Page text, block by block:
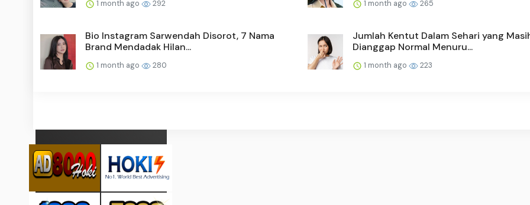
1 month ago 292 1 month ago 265
Bio Instagram Sarwendah Disorot, 7 Nama
Brand Mendadak Hilan...
1 month ago 280
Jumlah Kentut Dalam Sehari yang
Dianggap Normal Menuru...
1 month ago 223